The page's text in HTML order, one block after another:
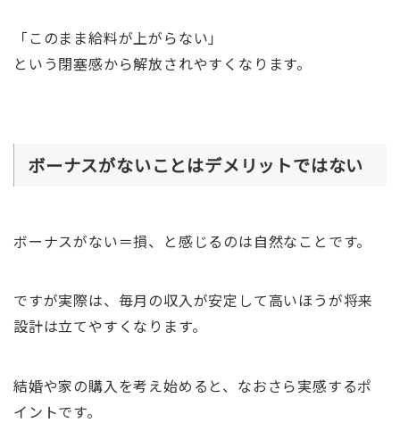
「このまま給料が上がらない」
という閉塞感から解放されやすくなります。
ボーナスがないことはデメリットではない
ボーナスがない＝損、と感じるのは自然なことです。
ですが実際は、毎月の収入が安定して高いほうが将来
設計は立てやすくなります。
結婚や家の購入を考え始めると、なおさら実感するポ
イントです。